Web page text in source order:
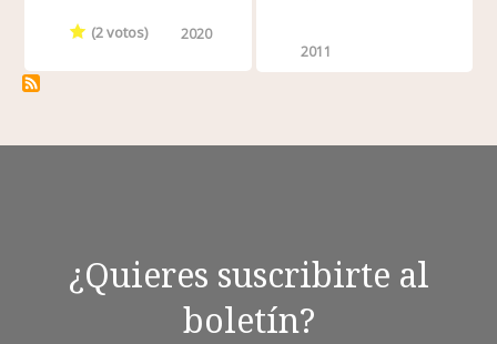
(2votos) 2020
2011
¿Quieres suscribirte al
boletín?